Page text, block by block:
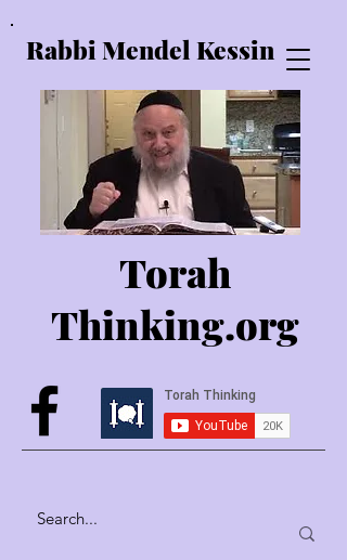
Rabbi Mendel Kessin
Torah
Thinking.org